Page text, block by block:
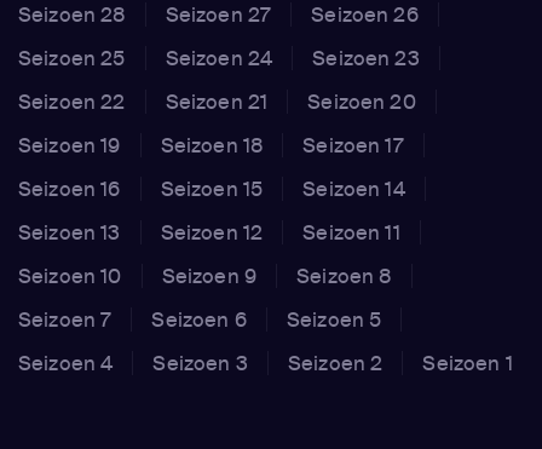
Seizoen 28
Seizoen 27
Seizoen 26
Seizoen 25
Seizoen 24
Seizoen 23
Seizoen 22
Seizoen 21
Seizoen 20
Seizoen 19
Seizoen 18
Seizoen 17
Seizoen 16
Seizoen 15
Seizoen 14
Seizoen 13
Seizoen 12
Seizoen 11
Seizoen 10
Seizoen 9
Seizoen 8
Seizoen 7
Seizoen 6
Seizoen 5
Seizoen 4
Seizoen 3 Seizoen 2 Seizoen 1